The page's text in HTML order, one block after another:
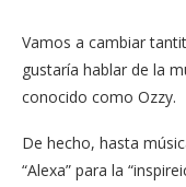
Vamos a cambiar
gustaría hablar de la
conocido como Ozzy.
De hecho, hasta
“Alexa” para la